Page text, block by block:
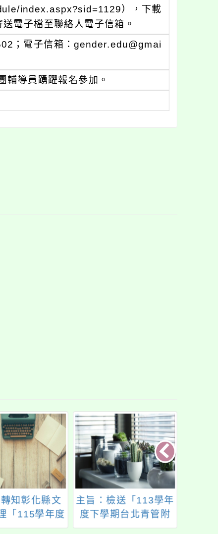
index.aspx?sid=1129），下載
電子檔至聯絡人電子信箱。
；電子信箱：gender.edu@gmai
輔導員踴躍報名參加。
知彰化縣文
「115學年度
南北管音樂
主旨：檢送「113學年
度下學期台北青管附
屬團隊招生」簡章1